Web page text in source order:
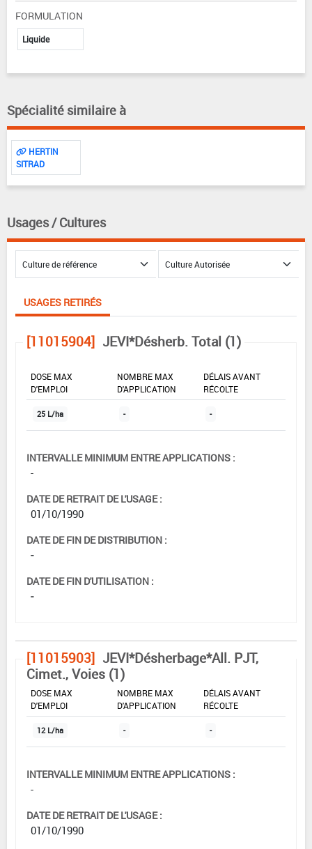
FORMULATION
Liquide
Spécialité similaire à
HERTIN
SITRAD
Usages / Cultures
USAGES RETIRÉS
[11015904] JEVI*Désherb. Total (1)
DOSE MAX
D'EMPLOI
NOMBRE MAX
D'APPLICATION
DÉLAIS AVANT
RÉCOLTE
25 L/ha - -
INTERVALLE MINIMUM ENTRE APPLICATIONS :
-
DATE DE RETRAIT DE L'USAGE :
01/10/1990
DATE DE FIN DE DISTRIBUTION :
-
DATE DE FIN D'UTILISATION :
-
[11015903] JEVI*Désherbage*All. PJT,
Cimet., Voies (1)
DOSE MAX
D'EMPLOI
NOMBRE MAX
D'APPLICATION
DÉLAIS AVANT
RÉCOLTE
12 L/ha - -
INTERVALLE MINIMUM ENTRE APPLICATIONS :
-
DATE DE RETRAIT DE L'USAGE :
01/10/1990